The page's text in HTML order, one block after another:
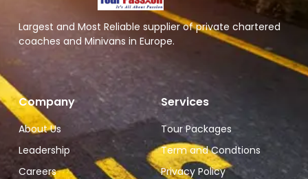
Largest and Most Reliable supplier of private chartered
coaches and Minivans in Europe.
Company
About Us
Leadership
Careers
Services
Tour Packages
Term and Condtions
Privacy Policy